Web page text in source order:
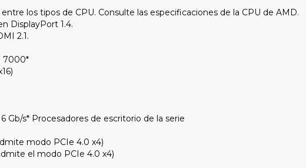
los tipos de CPU. Consulte las especificaciones de la CPU de AMD.
DisplayPort 1.4.
2.1.
7000*
Gb/s* Procesadores de escritorio de la serie
modo PCIe 4.0 x4)
el modo PCIe 4.0 x4)